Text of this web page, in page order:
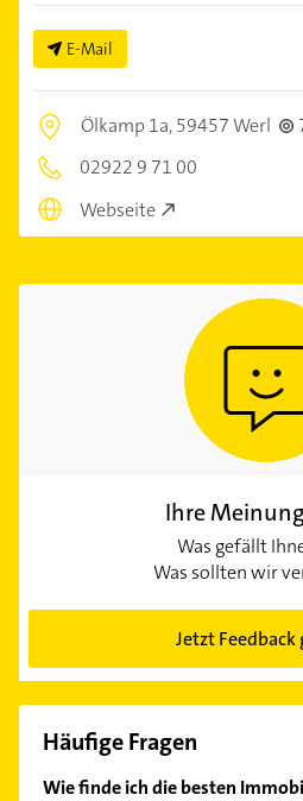
E-Mail
Ölkamp 1a,59457 Werl
02922 9 71 00
Webseite
Ihre
Was gefällt
Was sollten wir
Jetzt Feedback
Häufige Fragen
Wie finde ich die besten